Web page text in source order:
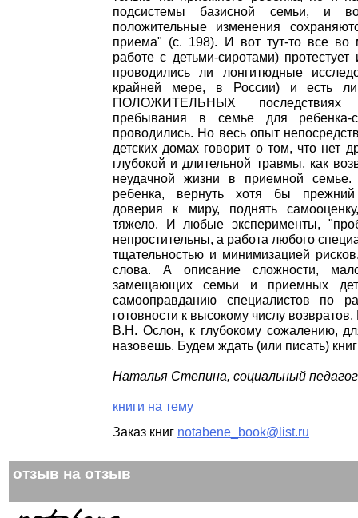
подсистемы базисной семьи, и
положительные изменения
приема" (с. 198). И вот тут-то все во
работе с детьми-сиротами)
проводились ли лонгитюдные
крайней мере, в России) и есть
ПОЛОЖИТЕЛЬНЫХ
пребывания в семье для
проводились. Но весь опыт
детских домах говорит о том, что нет
глубокой и длительной травмы, как
неудачной жизни в приемной семье.
ребенка, вернуть хотя бы
доверия к миру, поднять
тяжело. И любые эксперименты,
непростительны, а работа любого
тщательностью и минимизацией
слова. А описание сложности,
замещающих семьи и приемных
самооправданию специалистов по
готовности к высокому числу
В.Н. Ослон, к глубокому сожалению,
назовешь. Будем ждать (или писать)
Наталья Степина, социальный
книги на тему
Заказ книг notabene_book@list.ru
отзыв на отзыв